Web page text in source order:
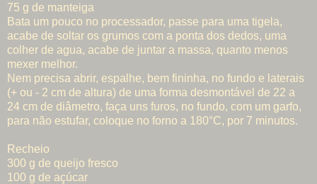
75 g de manteiga
Bata um pouco no processador, passe para uma tigela,
acabe de soltar os grumos com a ponta dos dedos, uma
colher de agua, acabe de juntar a massa, quanto menos
mexer melhor.
Nem precisa abrir, espalhe, bem fininha, no fundo e laterais
(+ ou - 2 cm de altura) de uma forma desmontável de 22 a
24 cm de diâmetro, faça uns furos, no fundo, com um garfo,
para não estufar, coloque no forno a 180°C, por 7 minutos.
Recheio
300 g de queijo fresco
100 g de açúcar